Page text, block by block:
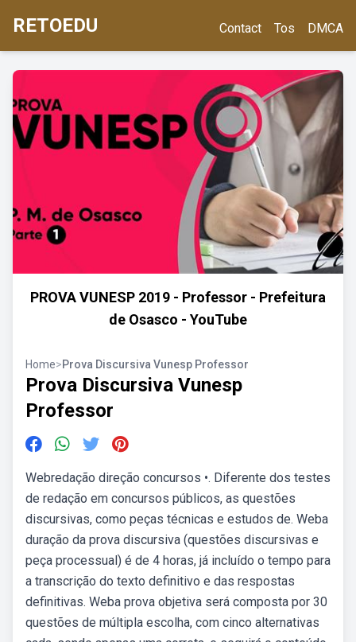
RETOEDU Contact Tos DMCA
PROVA VUNESP 2019 - Professor - Prefeitura
de Osasco - YouTube
Home>Prova Discursiva Vunesp Professor
Prova Discursiva Vunesp
Professor
Webredação direção concursos •. Diferente dos testes
de redação em concursos públicos, as questões
discursivas, como peças técnicas e estudos de. Weba
duração da prova discursiva (questões discursivas e
peça processual) é de 4 horas, já incluído o tempo para
a transcrição do texto definitivo e das respostas
definitivas. Weba prova objetiva será composta por 30
questões de múltipla escolha, com cinco alternativas